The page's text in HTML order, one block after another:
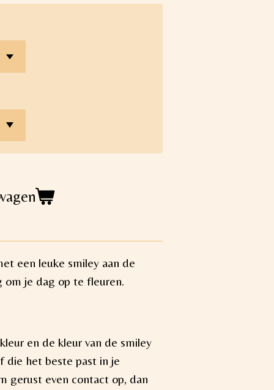
een leuke smiley aan de
om je dag op te fleuren.
en de kleur van de smiley
die het beste past in je
gerust even contact op, dan